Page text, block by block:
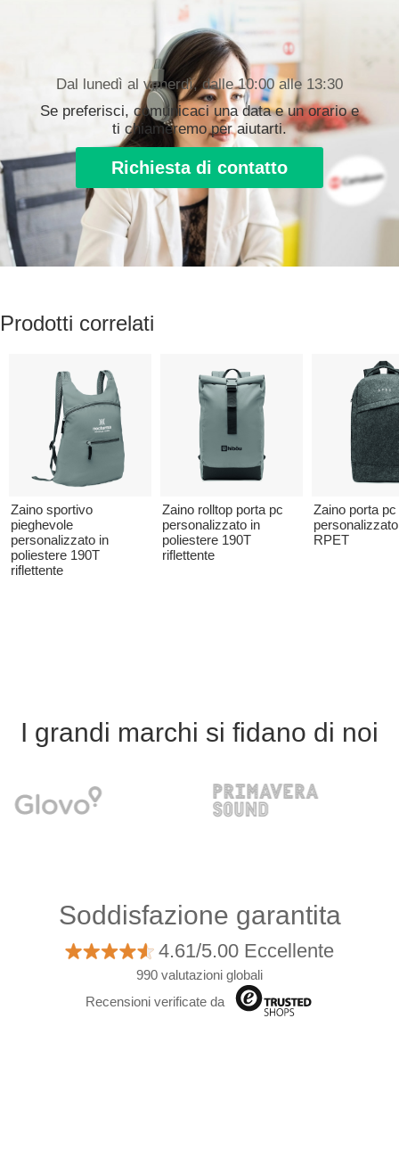
Dal lunedì al venerdì, dalle 10:00 alle 13:30
Se preferisci, comunicaci una data e un orario e
ti chiameremo per aiutarti.
Richiesta di contatto
Prodotti correlati
Zaino sportivo
pieghevole
personalizzato in
poliestere 190T
riflettente
Zaino rolltop porta pc
personalizzato in
poliestere 190T
riflettente
Zaino porta pc
RPET
I grandi marchi si fidano di noi
Soddisfazione garantita
4.61/5.00 Eccellente
990 valutazioni globali
Recensioni verificate da